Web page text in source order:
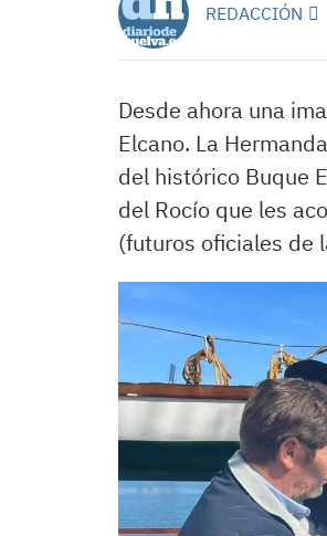
REDACCIÓN
Desde ahora una
Elcano. La
del histórico Buque
del Rocío que les
(futuros oficiales de